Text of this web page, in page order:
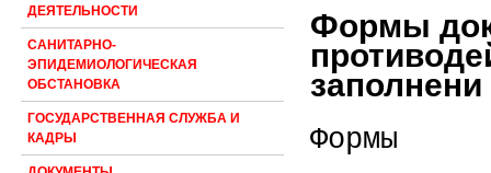
ДЕЯТЕЛЬНОСТИ
САНИТАРНО-
ЭПИДЕМИОЛОГИЧЕСКАЯ
ОБСТАНОВКА
ГОСУДАРСТВЕННАЯ СЛУЖБА И
КАДРЫ
Формы
заполнени
Формы